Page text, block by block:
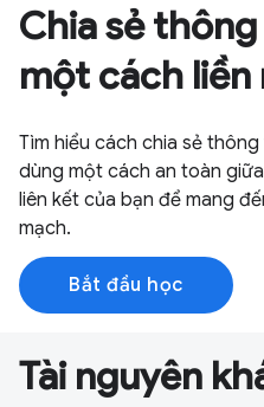
Chia sẻ
một cách liền
Tìm hiểu cách chia sẻ
dùng một cách an toàn
liên kết của bạn để mang
mạch.
Bắt đầu học
Tài nguyên